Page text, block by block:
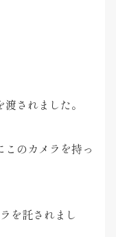
されました。
このカメラを持っ
を託されまし